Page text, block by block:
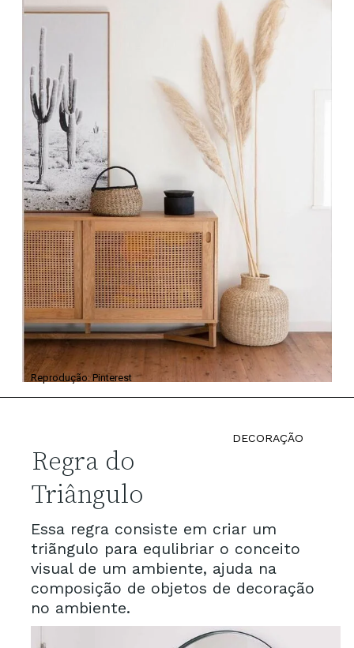
Reprodução: Pinterest
Essa regra consiste em criar um
triãngulo para equlibriar o conceito
visual de um ambiente, ajuda na
composição de objetos de decoração
no ambiente.
Regra do
Triângulo
DECORAÇÃO